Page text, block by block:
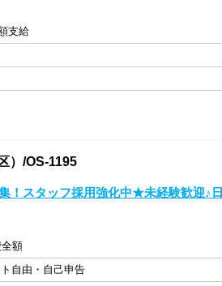
支給
）/OS-1195
！スタッフ採用強化中★未経験歓迎♪日
額
自由・自己申告